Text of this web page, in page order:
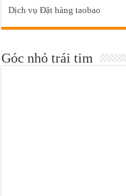
Dịch vụ Đặt hàng taobao
Góc nhỏ trái tim